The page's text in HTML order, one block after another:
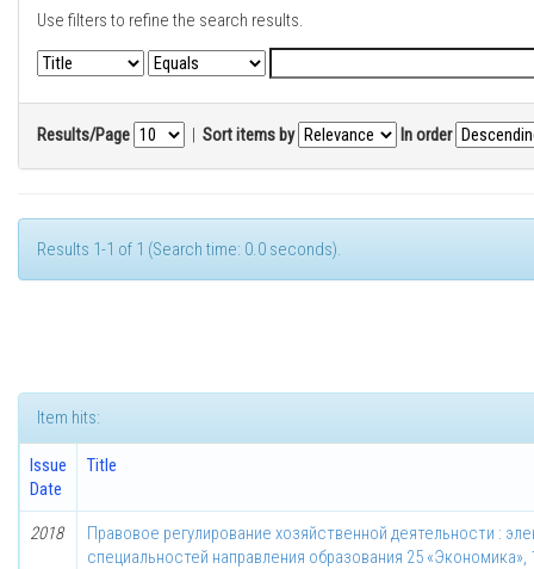
Use filters to refine the search results.
Results/Page | Sort items by In order
Results 1-1 of 1 (Search time: 0.0 seconds).
Item hits:
Issue
Date
Title
2018
Правовое регулирование хозяйственной деятельности :
специальностей направления образования 25 «Экономика»,